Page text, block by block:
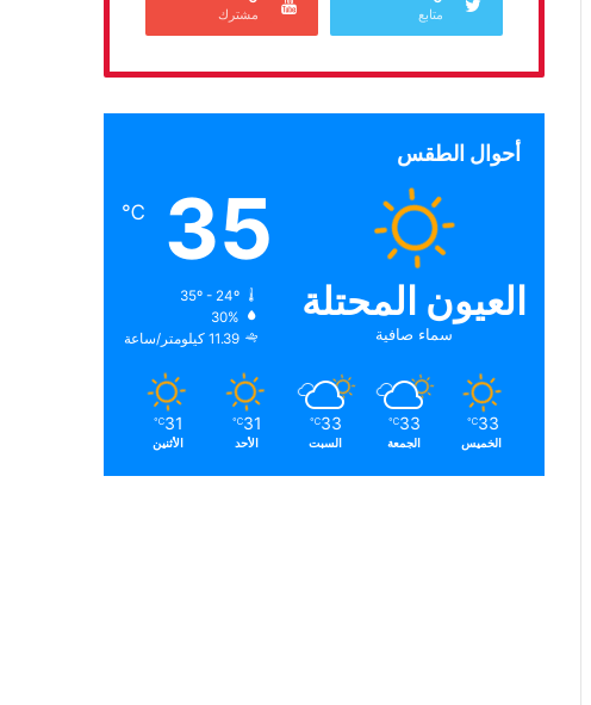
متابع مشترك
أحوال الطقس
العيون المحتلة
سماء صافية
35
℃
35º - 24º
30%
11.39 كيلومتر/ساعة
33
℃
الخميس
33
℃
الجمعة
33
℃
السبت
31
℃
الأحد
31
℃
الأثنين